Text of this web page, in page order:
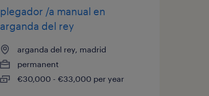
plegador /a manual en
arganda del rey
arganda del rey, madrid
permanent
€30,000 - €33,000 per year